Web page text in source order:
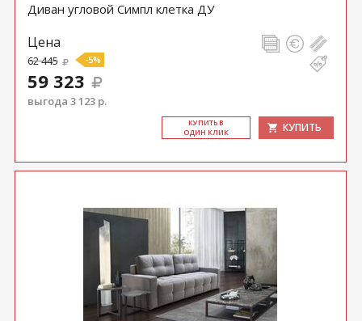
Диван угловой Симпл клетка ДУ
Цена
62 445 -5%
59 323
выгода 3 123 р.
КУ­ПИТЬ В
ОДИН КЛИК
КУПИТЬ